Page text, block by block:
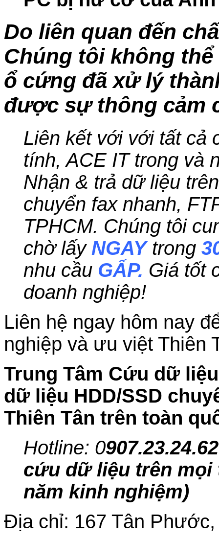
Do liên quan đến
Chúng tôi không
ổ cứng đã xử lý
được sự thông cảm
Liên kết với với tất cả
tính, ACE IT trong và
Nhận & trả dữ liệu
chuyển fax nhanh,
TPHCM. Chúng tôi
chờ lấy NGAYtrong
nhu cầu GẤP. Giá tốt
doanh nghiệp!
Liên hệ ngay hôm nay
nghiệp và ưu việt Thiên
Trung Tâm Cứu dữ
dữ liệu HDD/SSD
Thiên Tân trên toàn
Hotline: 0
cứu dữ liệu trên
năm kinh nghiệm)
Địa chỉ: 167 Tân